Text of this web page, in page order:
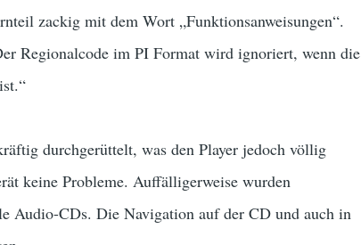
zackig mit dem Wort „Funktionsanweisungen“.
Regionalcode im PI Format wird ignoriert, wenn die
durchgerüttelt, was den Player jedoch völlig
keine Probleme. Auffälligerweise wurden
Audio-CDs. Die Navigation auf der CD und auch in